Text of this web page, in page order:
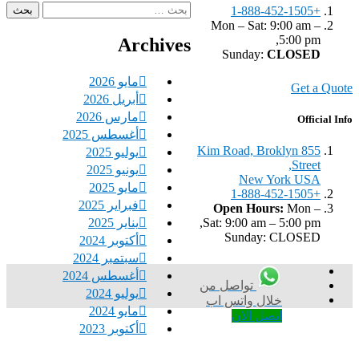
البحث
Archives
مايو 2026
أبريل 2026
مارس 2026
أغسطس 2025
يوليو 2025
يونيو 2025
مايو 2025
فبراير 2025
يناير 2025
أكتوبر 2024
سبتمبر 2024
أغسطس 2024
يوليو 2024
مايو 2024
أكتوبر 2023
+1-888-452-1505
Mon – Sat: 9:00 am –
5:00 pm,
Sunday: CLOSED
Get a Quote
Official Info
855 Kim Road, Broklyn
Street,
New York USA
+1-888-452-1505
Open Hours: Mon –
Sat: 9:00 am – 5:00 pm,
Sunday: CLOSED
تواصل من
خلال واتس اب
اتصل الان